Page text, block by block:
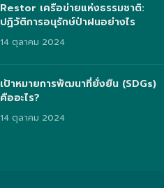
Restor เครือข่ายแห่งธรรมชาติ:
ปฏิวัติการอนุรักษ์ป่าฝนอย่างไร
14 ตุลาคม 2024
เป้าหมายการพัฒนาที่ยั่งยืน (SDGs)
คืออะไร?
14 ตุลาคม 2024